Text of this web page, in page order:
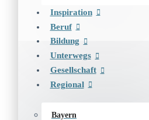
Inspiration
Beruf
Bildung
Unterwegs
Gesellschaft
Regional
Bayern